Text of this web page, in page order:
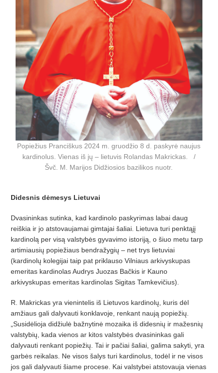
Popiežius Pranciškus 2024 m. gruodžio 8 d. paskyrė naujus
kardinolus. Vienas iš jų – lietuvis Rolandas Makrickas. /
Švč. M. Marijos Didžiosios bazilikos nuotr.
Didesnis dėmesys Lietuvai
Dvasininkas sutinka, kad kardinolo paskyrimas labai daug
reiškia ir jo atstovaujamai gimtajai šaliai. Lietuva turi penktąjį
kardinolą per visą valstybės gyvavimo istoriją, o šiuo metu tarp
artimiausių popiežiaus bendražygių – net trys lietuviai
(kardinolų kolegijai taip pat priklauso Vilniaus arkivyskupas
emeritas kardinolas Audrys Juozas Bačkis ir Kauno
arkivyskupas emeritas kardinolas Sigitas Tamkevičius).
R. Makrickas yra vienintelis iš Lietuvos kardinolų, kuris dėl
amžiaus gali dalyvauti konklavoje, renkant naują popiežių.
„Susidėlioja didžiulė bažnytinė mozaika iš didesnių ir mažesnių
valstybių, kada vienos ar kitos valstybės dvasininkas gali
dalyvauti renkant popiežių. Tai ir pačiai šaliai, galima sakyti, yra
garbės reikalas. Ne visos šalys turi kardinolus, todėl ir ne visos
jos gali dalyvauti šiame procese. Kai valstybei atstovauja vienas